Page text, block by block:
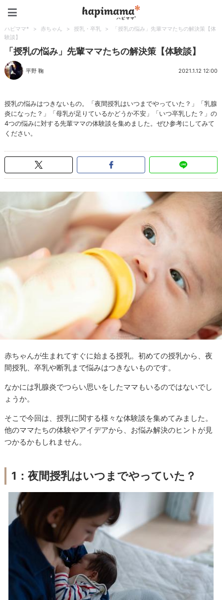
ハピママ* > 赤ちゃん > 授乳・卒乳 >
「授乳の悩み」先輩ママたちの解決策【体
験談】
「授乳の悩み」先輩ママたちの解決策【体験談】
平野 鞠 2021.1.12 12:00
授乳の悩みはつきないもの。「夜間授乳はいつまでやっていた？」「乳腺
炎になった？」「母乳が足りているかどうか不安」「いつ卒乳した？」の
4つの悩みに対する先輩ママの体験談を集めました。ぜひ参考にしてみて
ください。
赤ちゃんが生まれてすぐに始まる授乳。初めての授乳から、夜
間授乳、卒乳や断乳まで悩みはつきないものです。
なかには乳腺炎でつらい思いをしたママもいるのではないでし
ょうか。
そこで今回は、授乳に関する様々な体験談を集めてみました。
他のママたちの体験やアイデアから、お悩み解決のヒントが見
つかるかもしれません。
1：夜間授乳はいつまでやっていた？